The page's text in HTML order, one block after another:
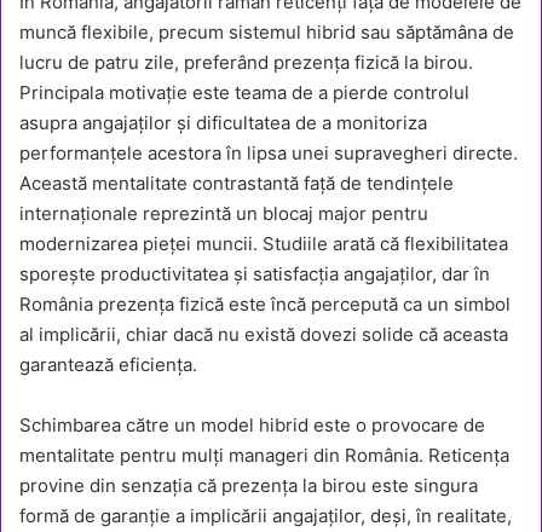
muncă flexibile, precum sistemul hibrid sau săptămâna de
lucru de patru zile, preferând prezența fizică la birou.
Principala motivație este teama de a pierde controlul
asupra angajaților și dificultatea de a monitoriza
performanțele acestora în lipsa unei supravegheri directe.
Această mentalitate contrastantă față de tendințele
internaționale reprezintă un blocaj major pentru
modernizarea pieței muncii. Studiile arată că flexibilitatea
sporește productivitatea și satisfacția angajaților, dar în
România prezența fizică este încă percepută ca un simbol
al implicării, chiar dacă nu există dovezi solide că aceasta
garantează eficiența.
Schimbarea către un model hibrid este o provocare de
mentalitate pentru mulți manageri din România. Reticența
provine din senzația că prezența la birou este singura
formă de garanție a implicării angajaților, deși, în realitate,